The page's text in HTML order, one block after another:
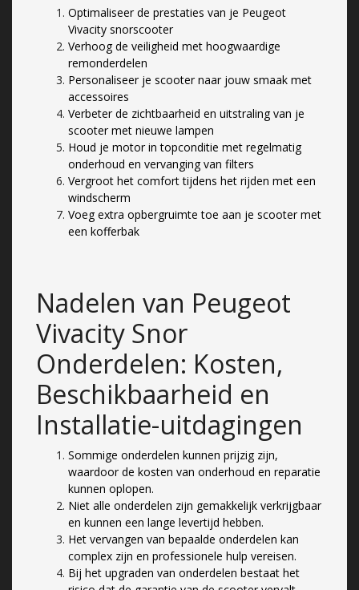
Optimaliseer de prestaties van je Peugeot
Vivacity snorscooter
Verhoog de veiligheid met hoogwaardige
remonderdelen
Personaliseer je scooter naar jouw smaak met
accessoires
Verbeter de zichtbaarheid en uitstraling van je
scooter met nieuwe lampen
Houd je motor in topconditie met regelmatig
onderhoud en vervanging van filters
Vergroot het comfort tijdens het rijden met een
windscherm
Voeg extra opbergruimte toe aan je scooter met
een kofferbak
Nadelen van Peugeot
Vivacity Snor
Onderdelen: Kosten,
Beschikbaarheid en
Installatie-uitdagingen
Sommige onderdelen kunnen prijzig zijn,
waardoor de kosten van onderhoud en reparatie
kunnen oplopen.
Niet alle onderdelen zijn gemakkelijk verkrijgbaar
en kunnen een lange levertijd hebben.
Het vervangen van bepaalde onderdelen kan
complex zijn en professionele hulp vereisen.
Bij het upgraden van onderdelen bestaat het